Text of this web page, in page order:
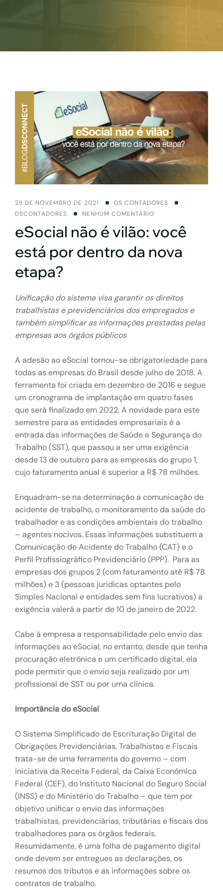
25 DE NOVEMBRO DE 2021
DS CONTADORES
DSCONTADORES
NENHUM COMENTÁRIO
eSocial não é vilão: você
está por dentro da nova
etapa?
Unificação do sistema visa garantir os direitos
trabalhistas e previdenciários dos empregados e
também simplificar as informações prestadas pelas
empresas aos órgãos públicos
A adesão ao eSocial tornou-se obrigatoriedade para
todas as empresas do Brasil desde julho de 2018. A
ferramenta foi criada em dezembro de 2016 e segue
um cronograma de implantação em quatro fases
que será finalizado em 2022. A novidade para este
semestre para as entidades empresariais é a
entrada das informações de Saúde e Segurança do
Trabalho (SST), que passou a ser uma exigência
desde 13 de outubro para as empresas do grupo 1,
cujo faturamento anual é superior a R$ 78 milhões.
Enquadram-se na determinação a comunicação de
acidente de trabalho, o monitoramento da saúde do
trabalhador e as condições ambientais do trabalho
– agentes nocivos. Essas informações substituem a
Comunicação de Acidente do Trabalho (CAT) e o
Perfil Profissiográfico Previdenciário (PPP). Para as
empresas dos grupos 2 (com faturamento até R$ 78
milhões) e 3 (pessoas jurídicas optantes pelo
Simples Nacional e entidades sem fins lucrativos) a
exigência valerá a partir de 10 de janeiro de 2022.
Cabe à empresa a responsabilidade pelo envio das
informações ao eSocial, no entanto, desde que tenha
procuração eletrônica e um certificado digital, ela
pode permitir que o envio seja realizado por um
profissional de SST ou por uma clínica.
Importância do eSocial
O Sistema Simplificado de Escrituração Digital de
Obrigações Previdenciárias, Trabalhistas e Fiscais
trata-se de uma ferramenta do governo – com
iniciativa da Receita Federal, da Caixa Econômica
Federal (CEF), do Instituto Nacional do Seguro Social
(INSS) e do Ministério do Trabalho – que tem por
objetivo unificar o envio das informações
trabalhistas, previdenciárias, tributárias e fiscais dos
trabalhadores para os órgãos federais.
Resumidamente, é uma folha de pagamento digital
onde devem ser entregues as declarações, os
resumos dos tributos e as informações sobre os
contratos de trabalho.